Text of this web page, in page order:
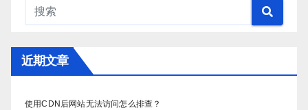
近期文章
使用CDN后网站无法访问怎么排查？